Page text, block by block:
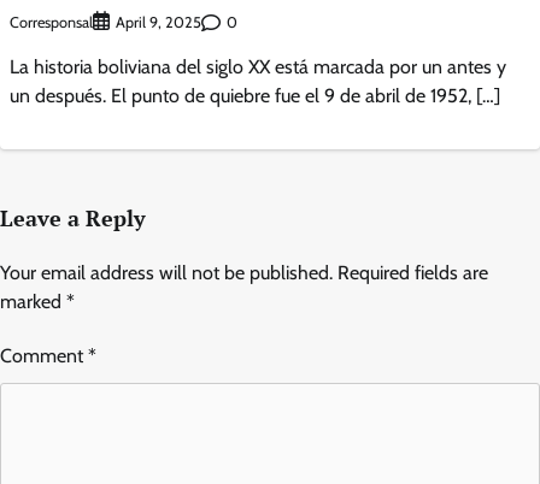
Corresponsal April 9, 2025 0
La historia boliviana del siglo XX está marcada por un antes y
un después. El punto de quiebre fue el 9 de abril de 1952, […]
Leave a Reply
Your email address will not be published. Required fields are
marked *
Comment*